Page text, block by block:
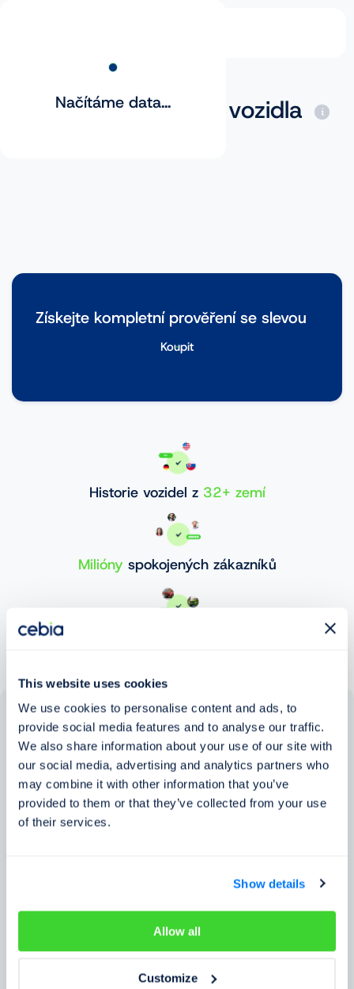
This website uses cookies
We use cookies to personalise content and ads, to
provide social media features and to analyse our traffic.
We also share information about your use of our site with
our social media, advertising and analytics partners who
may combine it with other information that you’ve
provided to them or that they’ve collected from your use
of their services.
Show details
Allow all
Customize
Načítáme data...
Základní prověření vozidla
Získejte kompletní prověření se slevou
Koupit
Historie vozidel z 32+ zemí
Milióny spokojených zákazníků
Zkušenosti zákazníků
Zjistěte, co o našem prověření říkají lidé